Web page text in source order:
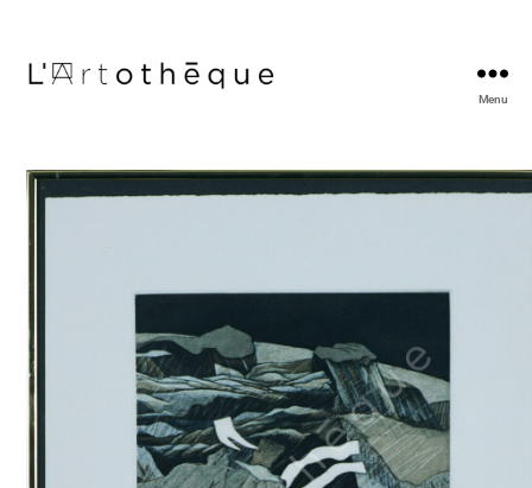
Menu